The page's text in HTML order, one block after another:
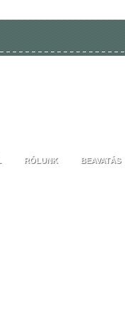
RÓLUNK BEAVATÁS